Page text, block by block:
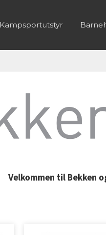
Kampsportutstyr
Velkommen til Bekken